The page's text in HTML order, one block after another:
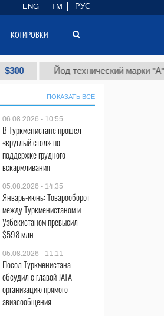
Йод технический марки "А" (т.)
ПОКАЗАТЬ ВСЕ
06.08.2026 - 10:55
В Туркменистане прошёл
«круглый стол» по
поддержке грудного
вскармливания
05.08.2026 - 14:35
Январь-июнь: Товарооборот
между Туркменистаном и
Узбекистаном превысил
$598 млн
05.08.2026 - 11:11
Посол Туркменистана
обсудил с главой JATA
организацию прямого
авиасообщения
ENG TM РУС
КОТИРОВКИ